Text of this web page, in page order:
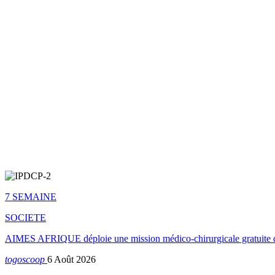
7 SEMAINE
SOCIETE
AIMES AFRIQUE déploie une mission médico-chirurgicale gratuite
togoscoop 6 Août 2026